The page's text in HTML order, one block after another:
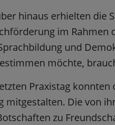
hinaus erhielten die
im Rahmen
und
möchte,
Praxistag konnten
mitgestalten. Die von
zu